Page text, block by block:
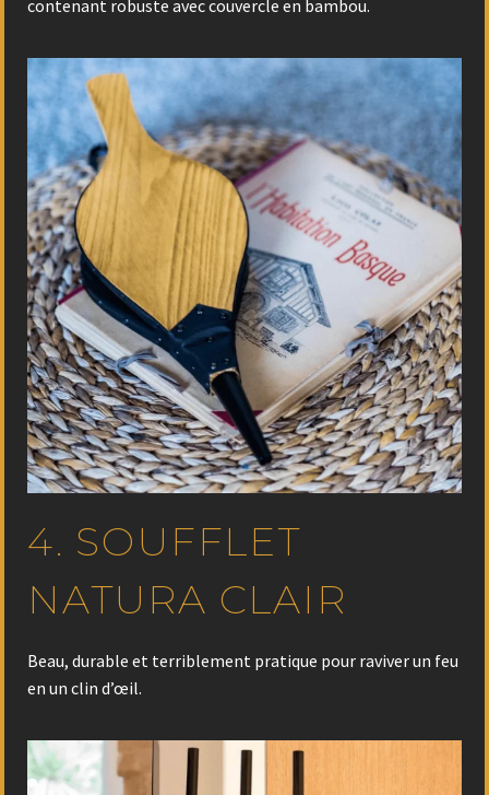
contenant robuste avec couvercle en bambou.
4. SOUFFLET
NATURA CLAIR
Beau, durable et terriblement pratique pour raviver un feu
en un clin d’œil.